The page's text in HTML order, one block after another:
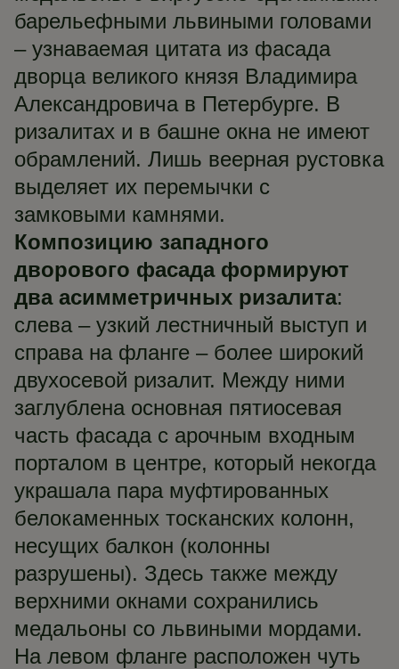
барельефными львиными головами
– узнаваемая цитата из фасада
дворца великого князя Владимира
Александровича в Петербурге. В
ризалитах и в башне окна не имеют
обрамлений. Лишь веерная рустовка
выделяет их перемычки с
замковыми камнями.
Композицию западного
дворового фасада формируют
два асимметричных ризалита:
слева – узкий лестничный выступ и
справа на фланге – более широкий
двухосевой ризалит. Между ними
заглублена основная пятиосевая
часть фасада с арочным входным
порталом в центре, который некогда
украшала пара муфтированных
белокаменных тосканских колонн,
несущих балкон (колонны
разрушены). Здесь также между
верхними окнами сохранились
медальоны со львиными мордами.
На левом фланге расположен чуть